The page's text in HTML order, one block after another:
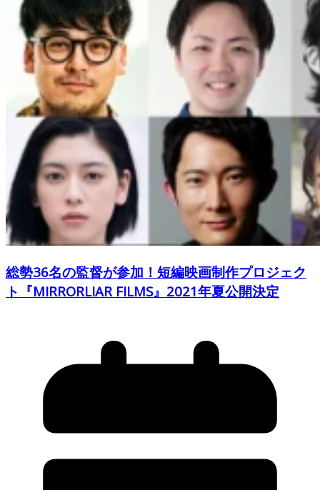
総勢36名の監督が参加！短編映画制作プロジェク
ト『MIRRORLIAR FILMS』2021年夏公開決定